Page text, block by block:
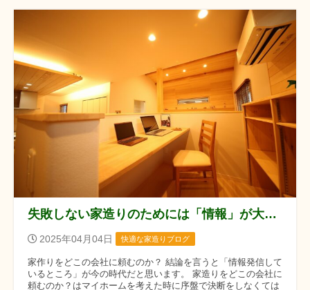
失敗しない家造りのためには「情報」が大事です。
2025年04月04日 快適な家造りブログ
家作りをどこの会社に頼むのか？ 結論を言うと「情報発信して
いるところ」が今の時代だと思います。 家造りをどこの会社に
頼むのか？はマイホームを考えた時に序盤で決断をしなくては